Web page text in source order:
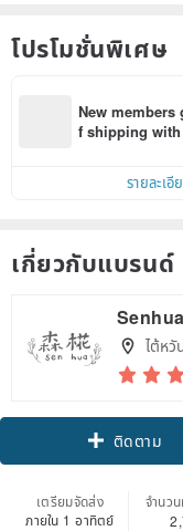
โปรโมชั่นพิเศษ
New members
f shipping
within 7 days!
รายละเอี
เกี่ยวกับแบรนด์
Senhua
ไต้หวั
ติดตาม
เตรียมจัดส่ง
ภายใน 1 อาทิตย์
จำนว